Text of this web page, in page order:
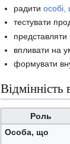
радити
тестувати
представляти
впливати на
формувати
Роль
Особа, що